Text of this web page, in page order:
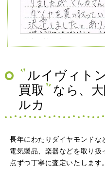
（兵庫県神戸市）ネットの
王寺、梅田の有名買取店を
ルイヴィト
買取
なら、
ルカ
長年にわたりダイヤモンドな
電気製品、楽器などを取り扱
点ずつ丁寧に査定いたします。